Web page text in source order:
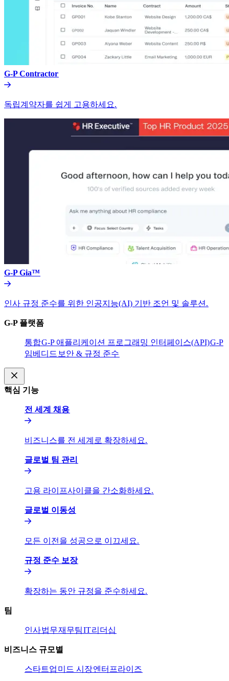
G-P Contractor​​
독립계약자를 쉽게 고용하세요.​​
G-P Gia™​​
인사 규정 준수를 위한 인공지능(AI) 기반 조언 및 솔루션.​​
G-P 플랫폼​​
통합​​G-P 애플리케이션 프로그래밍 인터페이스(API)​​G-P
임베디드​​ 보안 & 규정 준수​​
핵심 기능​​
전 세계 채용​​
비즈니스를 전 세계로 확장하세요.​​
글로벌 팀 관리​​
고용 라이프사이클을 간소화하세요.​​
글로벌 이동성​​
모든 이전을 성공으로 이끄세요.​​
규정 준수 보장​​
확장하는 동안 규정을 준수하세요.​​
팀​​
인사​​법무​​재무팀​​IT​​리더십​​
비즈니스 규모별​​
스타트업​​ 미드 시장​​엔터프라이즈​​